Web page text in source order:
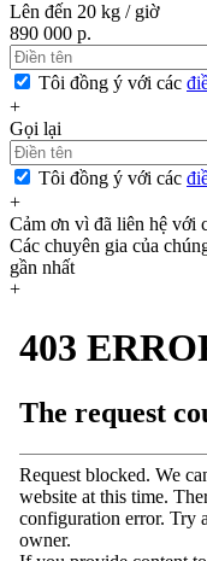
Lên đến 20 kg / giờ
890 000 р.
Tôi đồng ý với các
+
Gọi lại
Tôi đồng ý với các
+
Cảm ơn vì đã liên hệ với
Các chuyên gia của
gần nhất
+